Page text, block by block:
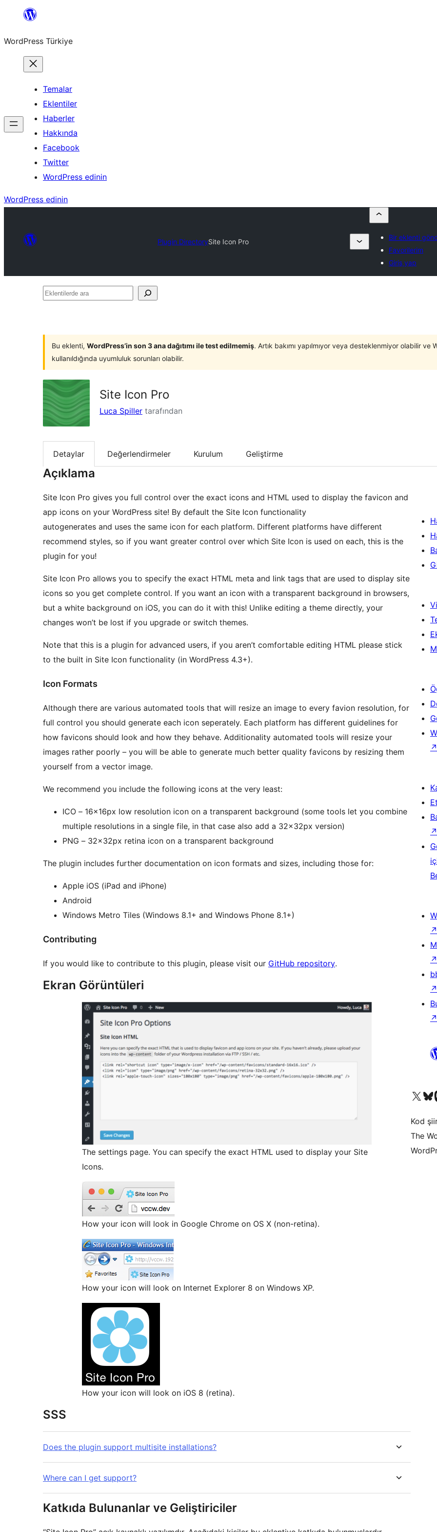
İçeriğe
WordPress Türkiye
Temalar
Eklentiler
Haberler
Hakkında
Facebook
Twitter
WordPress edinin
WordPress edinin
Plugin DirectorySite Icon Pro
Bir eklenti
Favorilerim
Giriş yap
Eklentilerde
Bu eklenti, WordPress’in son 3 ana dağıtımı ile test edilmemiş. Artık bakımı yapılmıyor veya desteklenmiyor olabilir
kullanıldığında uyumluluk sorunları olabilir.
Site Icon Pro
Luca Spiller tarafından
Detaylar Değerlendirmeler Kurulum Geliştirme
Açıklama
Site Icon Pro gives you full control over the exact icons and HTML used to display the favicon and
app icons on your WordPress site! By default the Site Icon functionality
autogenerates and uses the same icon for each platform. Different platforms have different
recommend styles, so if you want greater control over which Site Icon is used on each, this is the
plugin for you!
Site Icon Pro allows you to specify the exact HTML meta and link tags that are used to display site
icons so you get complete control. If you want an icon with a transparent background in browsers,
but a white background on iOS, you can do it with this! Unlike editing a theme directly, your
changes won’t be lost if you upgrade or switch themes.
Note that this is a plugin for advanced users, if you aren’t comfortable editing HTML please stick
to the built in Site Icon functionality (in WordPress 4.3+).
Icon Formats
Although there are various automated tools that will resize an image to every favion resolution, for
full control you should generate each icon seperately. Each platform has different guidelines for
how favicons should look and how they behave. Additionality automated tools will resize your
images rather poorly – you will be able to generate much better quality favicons by resizing them
yourself from a vector image.
We recommend you include the following icons at the very least:
ICO – 16x16px low resolution icon on a transparent background (some tools let you combine
multiple resolutions in a single file, in that case also add a 32x32px version)
PNG – 32x32px retina icon on a transparent background
The plugin includes further documentation on icon formats and sizes, including those for:
Apple iOS (iPad and iPhone)
Android
Windows Metro Tiles (Windows 8.1+ and Windows Phone 8.1+)
Contributing
If you would like to contribute to this plugin, please visit our GitHub repository.
Ekran Görüntüleri
The settings page. You can specify the exact HTML used to display your Site
Icons.
How your icon will look in Google Chrome on OS X (non-retina).
How your icon will look on Internet Explorer 8 on Windows XP.
How your icon will look on iOS 8 (retina).
SSS
Does the plugin support multisite installations?
Where can I get support?
Katkıda Bulunanlar ve Geliştiriciler
↗
↗
↗
↗
↗
↗
X (eski Twitter)Bluesky
Kod
The